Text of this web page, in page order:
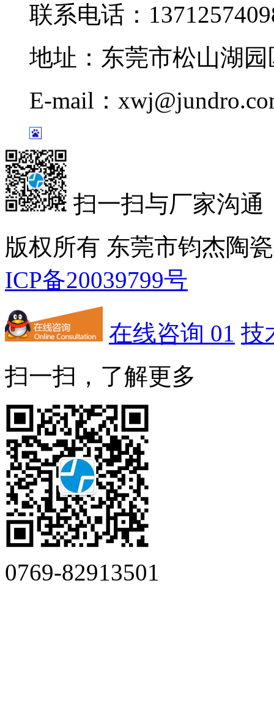
联系电话：
地址：东莞市松山湖
E-mail：
扫一扫与厂家沟通
版权所有 东莞市钧杰
ICP备20039799号
在线咨询 01 技
扫一扫，了解更多
0769-82913501